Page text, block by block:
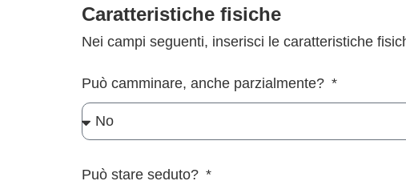
Caratteristiche fisiche
Nei campi seguenti, inserisci le caratteristiche
Può camminare, anche parzialmente?
Può stare seduto?